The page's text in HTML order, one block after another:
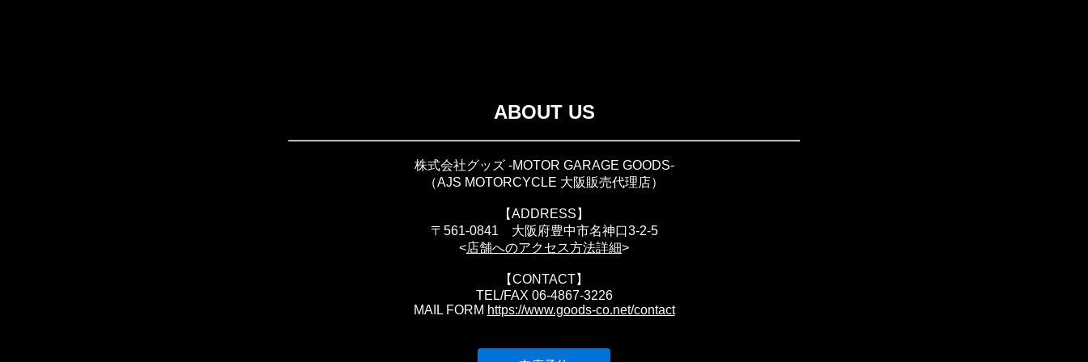
ABOUT US
株式会社グッズ -MOTOR GARAGE GOODS-
（AJS MOTORCYCLE 大阪販売代理店）
【ADDRESS】
〒561-0841 大阪府豊中市名神口3-2-5
<店舗へのアクセス方法詳細>
【CONTACT】
TEL/FAX 06-4867-3226
MAIL FORM https://www.goods-co.net/contact